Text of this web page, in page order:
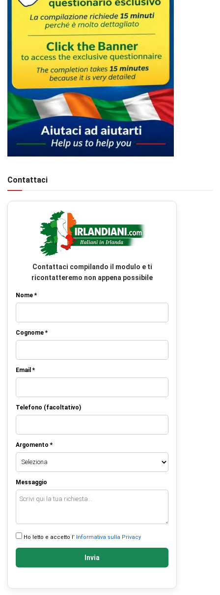
Contattaci
Contattaci compilando il modulo e ti
ricontatteremo non appena possibile
Nome *
Cognome *
Email *
Telefono (facoltativo)
Argomento *
Messaggio
Ho letto e accetto l’ Informativa sulla Privacy
Invia